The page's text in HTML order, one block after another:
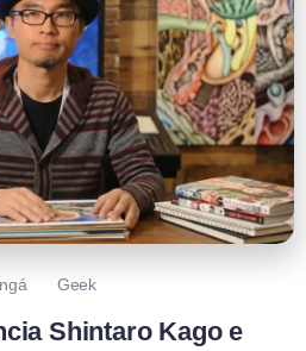
Geek
Shintaro Kago e